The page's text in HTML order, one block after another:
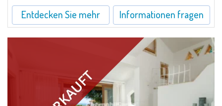
Entdecken Sie mehr Informationen fragen